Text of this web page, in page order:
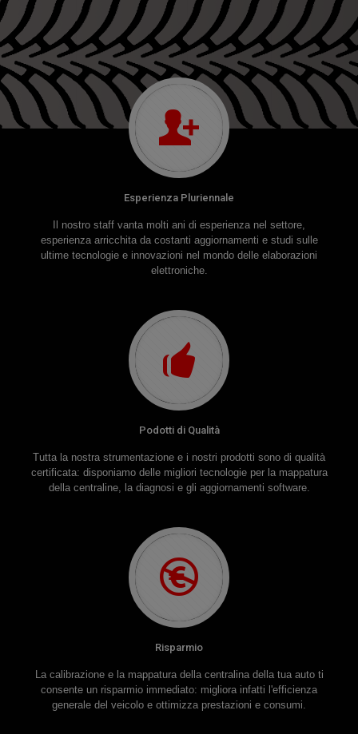
Esperienza Pluriennale
Il nostro staff vanta molti ani di esperienza nel settore,
esperienza arricchita da costanti aggiornamenti e studi sulle
ultime tecnologie e innovazioni nel mondo delle elaborazioni
elettroniche.
Podotti di Qualità
Tutta la nostra strumentazione e i nostri prodotti sono di qualità
certificata: disponiamo delle migliori tecnologie per la mappatura
della centraline, la diagnosi e gli aggiornamenti software.
Risparmio
La calibrazione e la mappatura della centralina della tua auto ti
consente un risparmio immediato: migliora infatti l'efficienza
generale del veicolo e ottimizza prestazioni e consumi.